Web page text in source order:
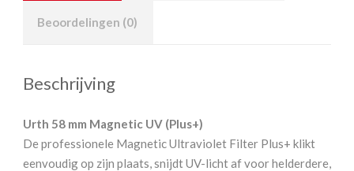
Beoordelingen (0)
Beschrijving
Urth 58 mm Magnetic UV (Plus+)
De professionele Magnetic Ultraviolet Filter Plus+ klikt
eenvoudig op zijn plaats, snijdt UV-licht af voor helderdere,